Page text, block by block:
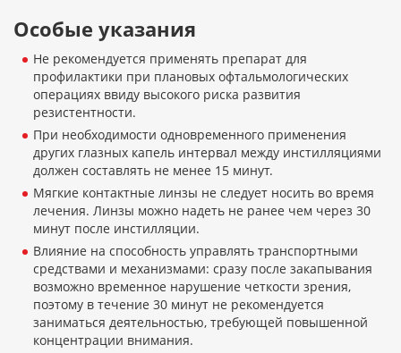
Особые указания
Не рекомендуется применять препарат для
профилактики при плановых офтальмологических
операциях ввиду высокого риска развития
резистентности.
При необходимости одновременного применения
других глазных капель интервал между инстилляциями
должен составлять не менее 15 минут.
Мягкие контактные линзы не следует носить во время
лечения. Линзы можно надеть не ранее чем через 30
минут после инстилляции.
Влияние на способность управлять транспортными
средствами и механизмами: сразу после закапывания
возможно временное нарушение четкости зрения,
поэтому в течение 30 минут не рекомендуется
заниматься деятельностью, требующей повышенной
концентрации внимания.